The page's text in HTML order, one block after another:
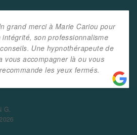
grand merci à Marie Cariou pour
son professionnalisme
Une hypnothérapeute de
vous accompagner là ou vous
les yeux fermés.
G.